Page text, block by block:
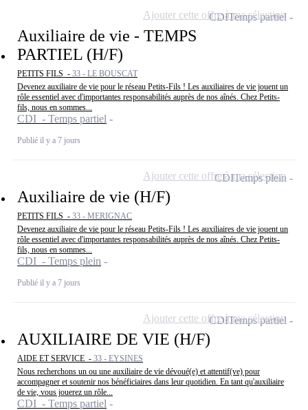
Auxiliaire de vie - TEMPS
PARTIEL (H/F)
PETITS FILS - 33 - LE BOUSCAT
Devenez auxiliaire de vie pour le réseau Petits-Fils ! Les auxiliaires de vie jouent un
rôle essentiel avec d'importantes responsabilités auprès de nos aînés. Chez Petits-
fils, nous en sommes...
CDI - Temps partiel
Publié il y a 7 jours
CDITemps partiel
Ajouter cette offre à ma sélection
Auxiliaire de vie (H/F)
PETITS FILS - 33 - MERIGNAC
Devenez auxiliaire de vie pour le réseau Petits-Fils ! Les auxiliaires de vie jouent un
rôle essentiel avec d'importantes responsabilités auprès de nos aînés. Chez Petits-
fils, nous en sommes...
CDI - Temps plein
Publié il y a 7 jours
CDITemps plein
Ajouter cette offre à ma sélection
AUXILIAIRE DE VIE (H/F)
AIDE ET SERVICE - 33 - EYSINES
Nous recherchons un ou une auxiliaire de vie dévoué(e) et attentif(ve) pour
accompagner et soutenir nos bénéficiaires dans leur quotidien. En tant qu'auxiliaire
de vie, vous jouerez un rôle...
CDI - Temps partiel
CDITemps partiel
Ajouter cette offre à ma sélection